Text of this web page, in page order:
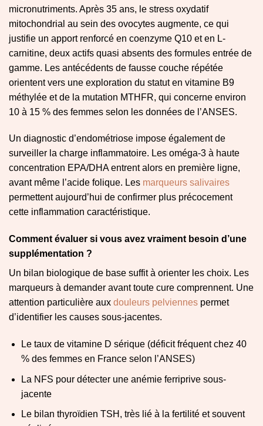
micronutriments. Après 35 ans, le stress oxydatif
mitochondrial au sein des ovocytes augmente, ce qui
justifie un apport renforcé en coenzyme Q10 et en L-
carnitine, deux actifs quasi absents des formules entrée de
gamme. Les antécédents de fausse couche répétée
orientent vers une exploration du statut en vitamine B9
méthylée et de la mutation MTHFR, qui concerne environ
10 à 15 % des femmes selon les données de l’ANSES.
Un diagnostic d’endométriose impose également de
surveiller la charge inflammatoire. Les oméga-3 à haute
concentration EPA/DHA entrent alors en première ligne,
avant même l’acide folique. Les marqueurs salivaires
permettent aujourd’hui de confirmer plus précocement
cette inflammation caractéristique.
Comment évaluer si vous avez vraiment besoin d’une
supplémentation ?
Un bilan biologique de base suffit à orienter les choix. Les
marqueurs à demander avant toute cure comprennent. Une
attention particulière aux douleurs pelviennes permet
d’identifier les causes sous-jacentes.
Le taux de vitamine D sérique (déficit fréquent chez 40
% des femmes en France selon l’ANSES)
La NFS pour détecter une anémie ferriprive sous-
jacente
Le bilan thyroïdien TSH, très lié à la fertilité et souvent